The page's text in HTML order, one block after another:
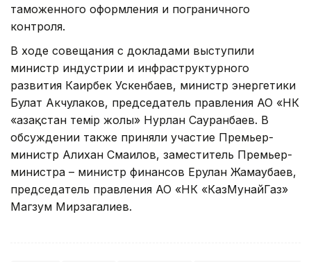
таможенного оформления и пограничного
контроля.
В ходе совещания с докладами выступили
министр индустрии и инфраструктурного
развития Каирбек Ускенбаев, министр энергетики
Булат Акчулаков, председатель правления АО «НК
«Қазақстан темір жолы» Нурлан Сауранбаев. В
обсуждении также приняли участие Премьер-
министр Алихан Смаилов, заместитель Премьер-
министра – министр финансов Ерулан Жамаубаев,
председатель правления АО «НК «КазМунайГаз»
Магзум Мирзагалиев.